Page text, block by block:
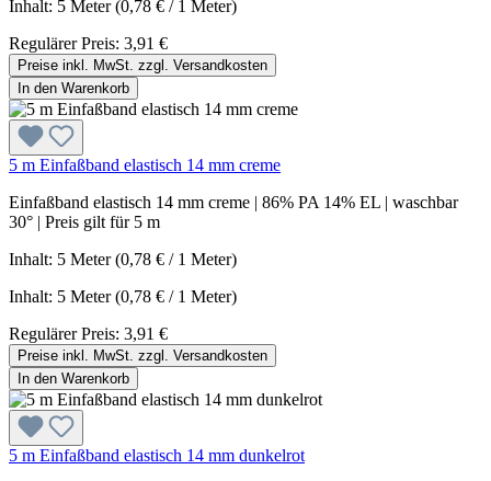
Inhalt: 5 Meter(0,78 € / 1 Meter)
Regulärer Preis: 3,91 €
Preise inkl. MwSt. zzgl. Versandkosten
In den Warenkorb
5 m Einfaßband elastisch 14 mm creme
Einfaßband elastisch 14 mm creme | 86% PA 14% EL | waschbar
30° | Preis gilt für 5 m
Inhalt: 5 Meter (0,78 € / 1 Meter)
Inhalt: 5 Meter(0,78 € / 1 Meter)
Regulärer Preis: 3,91 €
Preise inkl. MwSt. zzgl. Versandkosten
In den Warenkorb
5 m Einfaßband elastisch 14 mm dunkelrot